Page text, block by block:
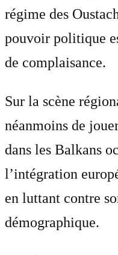
régime des
pouvoir politique
de complaisance.
Sur la scène
néanmoins de
dans les Balkans
l’intégration
en luttant contre
démographique.